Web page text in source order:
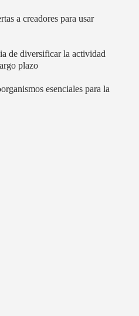
a creadores para usar
de diversificar la actividad
plazo
esenciales para la